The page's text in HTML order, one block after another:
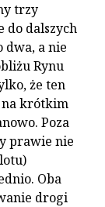
trzy
do dalszych
dwa, a nie
Rynu
że ten
krótkim
Poza
prawie nie
Oba
drogi